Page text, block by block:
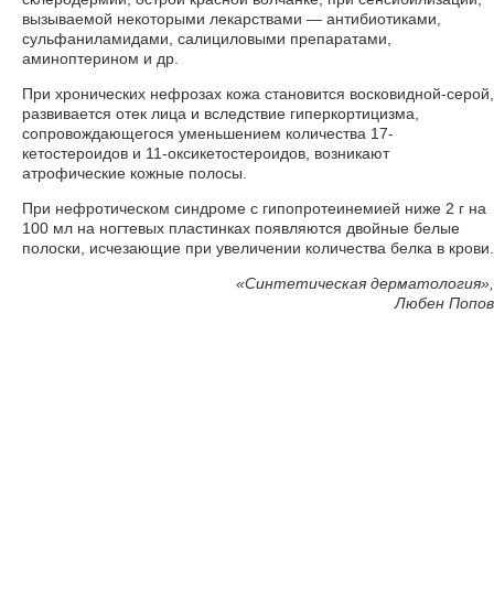
вызываемой некоторыми лекарствами — антибиотиками,
сульфаниламидами, салициловыми препаратами,
аминоптерином и др.
При хронических нефрозах кожа становится восковидной-серой,
развивается отек лица и вследствие гиперкортицизма,
сопровождающегося уменьшением количества 17-
кетостероидов и 11-оксикетостероидов, возникают
атрофические кожные полосы.
При нефротическом синдроме с гипопротеинемией ниже 2 г на
100 мл на ногтевых пластинках появляются двойные белые
полоски, исчезающие при увеличении количества белка в крови.
«Синтетическая дерматология»,
Любен Попов